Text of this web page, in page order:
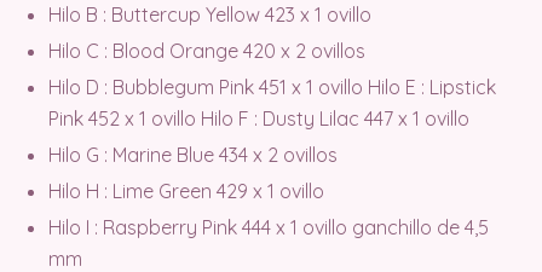
Hilo B : Buttercup Yellow 423 x 1 ovillo
Hilo C : Blood Orange 420 x 2 ovillos
Hilo D : Bubblegum Pink 451 x 1 ovillo Hilo E : Lipstick
Pink 452 x 1 ovillo Hilo F : Dusty Lilac 447 x 1 ovillo
Hilo G : Marine Blue 434 x 2 ovillos
Hilo H : Lime Green 429 x 1 ovillo
Hilo I : Raspberry Pink 444 x 1 ovillo ganchillo de 4,5
mm